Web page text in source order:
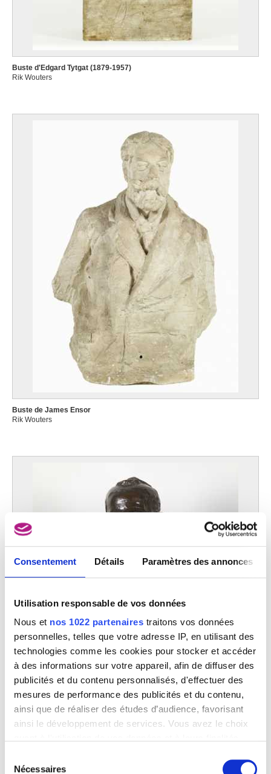
Consentement Détails Paramètres des annonces
Utilisation responsable de vos données
Nous et nos 1022 partenaires traitons vos données
personnelles, telles que votre adresse IP, en utilisant des
technologies comme les cookies pour stocker et accéder
à des informations sur votre appareil, afin de diffuser des
publicités et du contenu personnalisés, d'effectuer des
mesures de performance des publicités et du contenu,
ainsi que de réaliser des études d’audience, favorisant
ainsi le développement de services. Vous avez le choix
tout moment en consultant la Déclaration relative aux
Nécessaires
Buste d'Edgard Tytgat (1879-1957)
Rik Wouters
Buste de James Ensor
Rik Wouters
Buste de vieille dame
Rik Wouters